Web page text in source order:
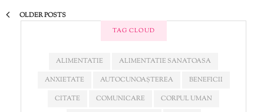
OLDER POSTS
TAG CLOUD
ALIMENTATIE
ALIMENTATIE SANATOASA
ANXIETATE
AUTOCUNOAȘTEREA
BENEFICII
CITATE
COMUNICARE
CORPUL UMAN